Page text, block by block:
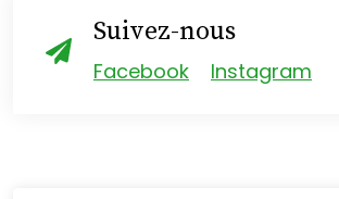
Suivez-nous
Facebook Instagram